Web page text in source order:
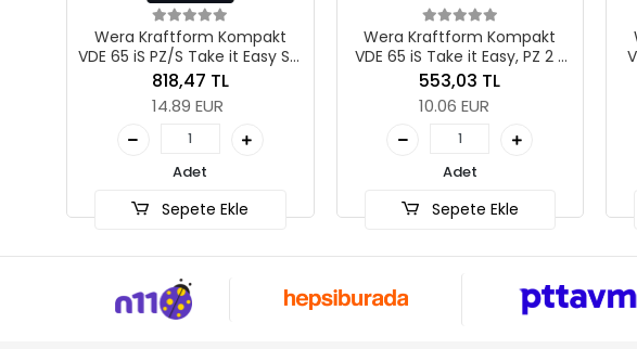
Wera Kraftform Kompakt
VDE 65 iS PZ/S Take it Easy SB,
# 2 x 157 mm
818,47 TL
14.89 EUR
Adet
Sepete Ekle
Wera Kraftform Kompakt
VDE 65 iS Take it Easy, PZ 2 x
157 mm
553,03 TL
10.06 EUR
Adet
Sepete Ekle